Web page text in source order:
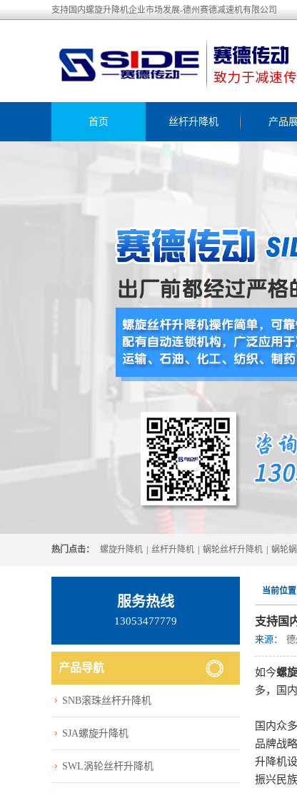
支持国内螺旋升降机企业市场发展-德州赛德减速机有限公司
首页 丝杆升降机 产品
热门点击： 螺旋升降机 丝杆升降机 蜗轮丝杆升降机 蜗轮
当前位置
支持国
来源：
如今螺
多，国
国内众多
品牌战
升降机
振兴民
服务热线
13053477779
产品导航
SNB滚珠丝杆升降机
SJA螺旋升降机
SWL涡轮丝杆升降机